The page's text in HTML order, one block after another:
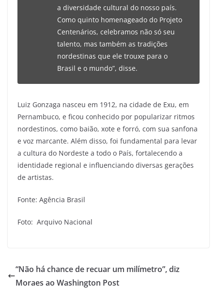
a diversidade cultural do nosso país.
Como quinto homenageado do Projeto
Centenários, celebramos não só seu
talento, mas também as tradições
nordestinas que ele trouxe para o
Brasil e o mundo”, disse.
Luiz Gonzaga nasceu em 1912, na cidade de Exu, em
Pernambuco, e ficou conhecido por popularizar ritmos
nordestinos, como baião, xote e forró, com sua sanfona
e voz marcante. Além disso, foi fundamental para levar
a cultura do Nordeste a todo o País, fortalecendo a
identidade regional e influenciando diversas gerações
de artistas.
Fonte: Agência Brasil
Foto: Arquivo Nacional
“Não há chance de recuar um milímetro”, diz
Moraes ao Washington Post